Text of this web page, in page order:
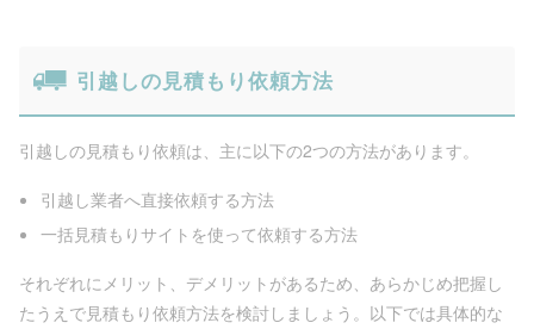
引越しの見積もり依頼方法
引越しの見積もり依頼は、主に以下の2つの方法があります。
引越し業者へ直接依頼する方法
一括見積もりサイトを使って依頼する方法
それぞれにメリット、デメリットがあるため、あらかじめ把握し
たうえで見積もり依頼方法を検討しましょう。以下では具体的な